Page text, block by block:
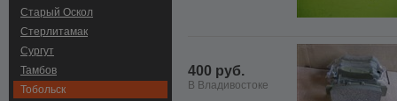
Старый Оскол
Стерлитамак
Сургут
Тамбов
Тобольск
400 руб.
В Владивостоке